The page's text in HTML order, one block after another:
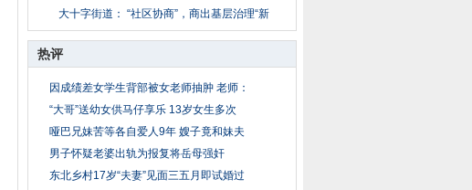
大十字街道： “社区协商”，商出基层治理“新
热评
因成绩差女学生背部被女老师抽肿 老师：
“大哥”送幼女供马仔享乐 13岁女生多次
哑巴兄妹苦等各自爱人9年 嫂子竟和妹夫
男子怀疑老婆出轨为报复将岳母强奸
东北乡村17岁“夫妻”见面三五月即试婚过